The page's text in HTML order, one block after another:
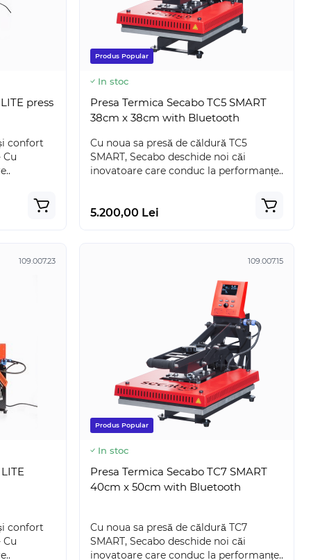
PRO-2-5T SILH-CAMEO-5-WHT-4T+ES
press
confort
Cu
Produs Popular
In stoc
Presa Termica Secabo TC5 SMART
38cm x 38cm with Bluetooth
Cu noua sa presă de căldură TC5
SMART, Secabo deschide noi căi
inovatoare care conduc la performanțe..
5.200,00 Lei
109.007.23
confort
Cu
109.007.15
Produs Popular
In stoc
Presa Termica Secabo TC7 SMART
40cm x 50cm with Bluetooth
Cu noua sa presă de căldură TC7
SMART, Secabo deschide noi căi
inovatoare care conduc la performanțe..